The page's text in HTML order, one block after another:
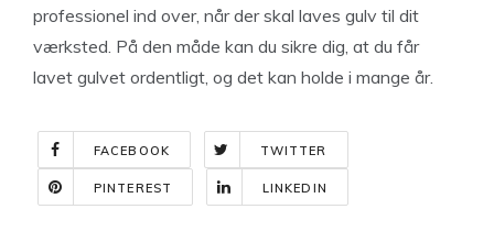
professionel ind over, når der skal laves gulv til dit
værksted. På den måde kan du sikre dig, at du får
lavet gulvet ordentligt, og det kan holde i mange år.
FACEBOOK TWITTER
PINTEREST LINKEDIN